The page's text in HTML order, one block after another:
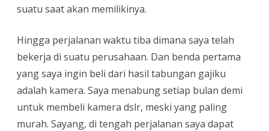
suatu saat akan memilikinya.
Hingga perjalanan waktu tiba dimana saya telah
bekerja di suatu perusahaan. Dan benda pertama
yang saya ingin beli dari hasil tabungan gajiku
adalah kamera. Saya menabung setiap bulan demi
untuk membeli kamera dslr, meski yang paling
murah. Sayang, di tengah perjalanan saya dapat